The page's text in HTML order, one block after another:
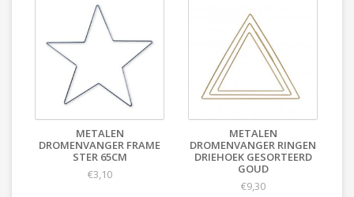
METALEN
DROMENVANGER FRAME
STER 65CM
€3,10
METALEN
DROMENVANGER RINGEN
DRIEHOEK GESORTEERD
GOUD
€9,30